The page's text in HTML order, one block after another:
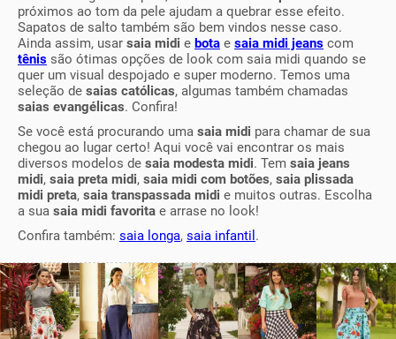
próximos ao tom da pele ajudam a quebrar esse efeito.
Sapatos de salto também são bem vindos nesse caso.
Ainda assim, usar saia midi e bota e saia midi jeans com
tênis são ótimas opções de look com saia midi quando se
quer um visual despojado e super moderno. Temos uma
seleção de saias católicas, algumas também chamadas
saias evangélicas. Confira!
Se você está procurando uma saia midi para chamar de sua
chegou ao lugar certo! Aqui você vai encontrar os mais
diversos modelos de saia modesta midi. Tem saia jeans
midi, saia preta midi, saia midi com botões, saia plissada
midi preta, saia transpassada midi e muitos outras. Escolha
a sua saia midi favorita e arrase no look!
Confira também: saia longa, saia infantil .